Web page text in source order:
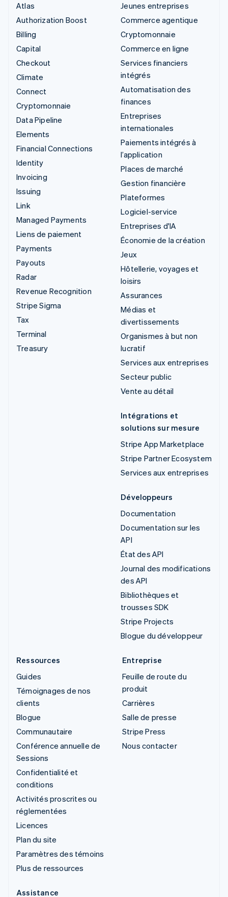
Atlas
Authorization Boost
Billing
Capital
Checkout
Climate
Connect
Cryptomonnaie
Data Pipeline
Elements
Financial Connections
Identity
Invoicing
Issuing
Link
Managed Payments
Liens de paiement
Payments
Payouts
Radar
Revenue Recognition
Stripe Sigma
Tax
Terminal
Treasury
Jeunes entreprises
Commerce agentique
Cryptomonnaie
Commerce en ligne
Services financiers
intégrés
Automatisation des
finances
Entreprises
internationales
Paiements intégrés à
l’application
Places de marché
Gestion financière
Plateformes
Logiciel-service
Entreprises d'IA
Économie de la création
Jeux
Hôtellerie, voyages et
loisirs
Assurances
Médias et
divertissements
Organismes à but non
lucratif
Services aux entreprises
Secteur public
Vente au détail
Intégrations et
solutions sur mesure
Stripe App Marketplace
Stripe Partner Ecosystem
Services aux entreprises
Développeurs
Documentation
Documentation sur les
API
État des API
Journal des modifications
des API
Bibliothèques et
trousses SDK
Stripe Projects
Blogue du développeur
Ressources
Guides
Témoignages de nos
clients
Blogue
Communautaire
Conférence annuelle de
Sessions
Confidentialité et
conditions
Activités proscrites ou
réglementées
Licences
Plan du site
Paramètres des témoins
Plus de ressources
Entreprise
Feuille de route du
produit
Carrières
Salle de presse
Stripe Press
Nous contacter
Assistance